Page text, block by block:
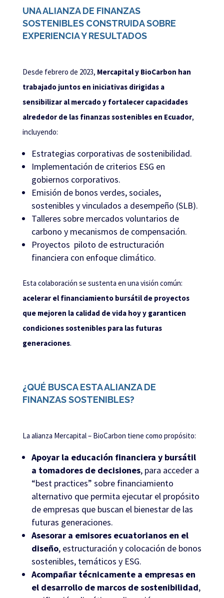
UNA ALIANZA DE FINANZAS
SOSTENIBLES CONSTRUIDA SOBRE
EXPERIENCIA Y RESULTADOS
Desde febrero de 2023, Mercapital y BioCarbon han
trabajado juntos en iniciativas dirigidas a
sensibilizar al mercado y fortalecer capacidades
alrededor de las finanzas sostenibles en Ecuador,
incluyendo:
Estrategias corporativas de sostenibilidad.
Implementación de criterios ESG en
gobiernos corporativos.
Emisión de bonos verdes, sociales,
sostenibles y vinculados a desempeño (SLB).
Talleres sobre mercados voluntarios de
carbono y mecanismos de compensación.
Proyectos piloto de estructuración
financiera con enfoque climático.
Esta colaboración se sustenta en una visión común:
acelerar el financiamiento bursátil de proyectos
que mejoren la calidad de vida hoy y garanticen
condiciones sostenibles para las futuras
generaciones.
¿QUÉ BUSCA ESTA ALIANZA DE
FINANZAS SOSTENIBLES?
La alianza Mercapital – BioCarbon tiene como propósito:
Apoyar la educación financiera y bursátil
a tomadores de decisiones, para acceder a
“best practices” sobre financiamiento
alternativo que permita ejecutar el propósito
de empresas que buscan el bienestar de las
futuras generaciones.
Asesorar a emisores ecuatorianos en el
diseño, estructuración y colocación de bonos
sostenibles, temáticos y ESG.
Acompañar técnicamente a empresas en
el desarrollo de marcos de sostenibilidad,